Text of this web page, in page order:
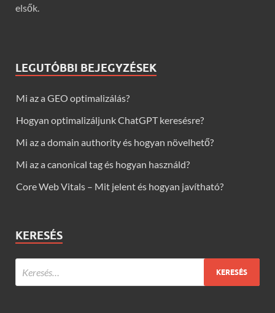
elsők.
LEGUTÓBBI BEJEGYZÉSEK
Mi az a GEO optimalizálás?
Hogyan optimalizáljunk ChatGPT keresésre?
Mi az a domain authority és hogyan növelhető?
Mi az a canonical tag és hogyan használd?
Core Web Vitals – Mit jelent és hogyan javítható?
KERESÉS